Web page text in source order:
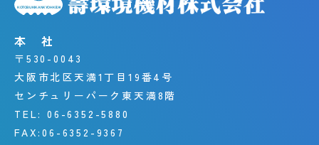
本 社
〒530-0043
大阪市北区天満1丁目19番4号
センチュリーパーク東天満8階
TEL: 06-6352-5880
FAX:06-6352-9367